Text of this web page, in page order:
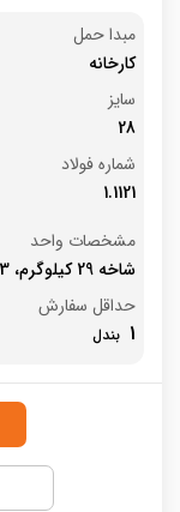
مبدا حمل
کارخانه
سایز
28
شماره فولاد
1.1121
مشخصات واحد
شاخه 29 کیلوگرم، 93 شاخه در بندل
حداقل سفارش
1